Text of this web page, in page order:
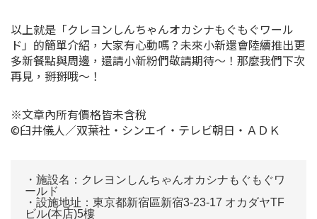
以上就是「クレヨンしんちゃんオカシナもぐもぐワール
ド」的簡單介紹，大家有心動嗎？未來小新還會陸續推出更
多新餐點與周邊，還請小新粉們敬請期待～！那麼我們下次
再見，掰掰哦～！
※文章內所有價格皆未含稅
©臼井儀人／双葉社・シンエイ・テレビ朝日・ＡＤＫ
・施設名：クレヨンしんちゃんオカシナもぐもぐワ
ールド
・設施地址：東京都新宿區新宿3-23-17 オカダヤTF
ビル(本店)5樓